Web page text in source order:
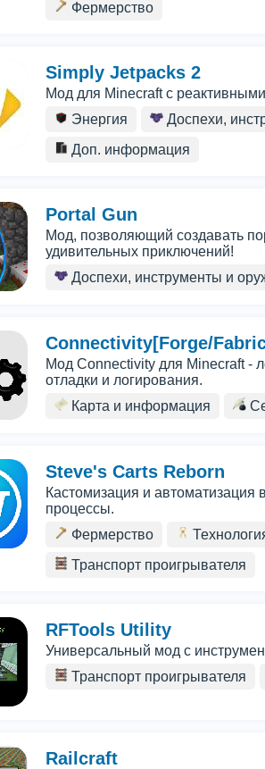
Фермерство
Simply Jetpacks 2
Мод для Minecraft с
Энергия
Доспехи,
Доп. информация
Portal Gun
Мод, позволяющий создавать
удивительных приключений!
Доспехи, инструменты и
Connectivity[Forge/
Мод Connectivity для Minecraft -
отладки и логирования.
Карта и информация
Steve's Carts Reborn
Кастомизация и автоматизация
процессы.
Фермерство
Транспорт проигрывателя
RFTools Utility
Универсальный мод с
Транспорт проигрывателя
Railcraft